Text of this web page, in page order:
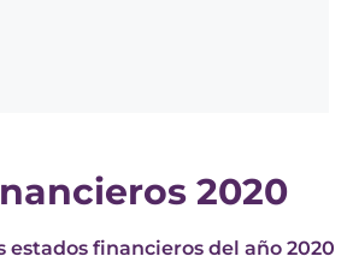
2020
estados financieros del año 2020